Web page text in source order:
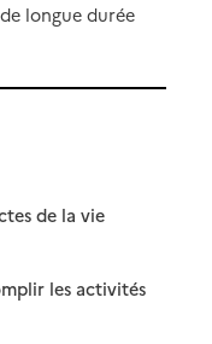
longue durée
de la vie
les activités